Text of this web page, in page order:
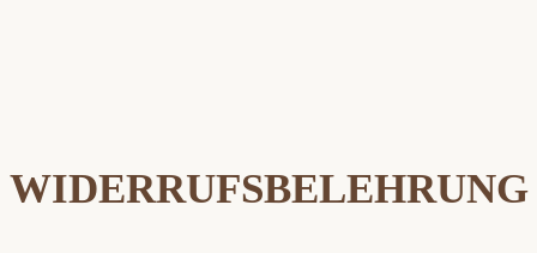
WIDERRUFSBELEHRUNG